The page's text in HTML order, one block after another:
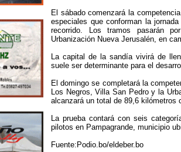
El sábado comenzará la
especiales que conforman la
recorrido. Los tramos pasarán
Urbanización Nueva Jerusalén, en
La capital de la sandía vivirá de
suele ser determinante para el
El domingo se completará la
Los Negros, Villa San Pedro y la
alcanzará un total de 89,6 kilómetros
La prueba contará con seis
pilotos en Pampagrande, municipio
Fuente:Podio.bo/eldeber.bo